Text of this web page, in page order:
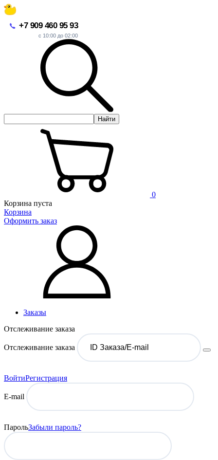
+7 909 460 95 93
с 10:00 до 02:00
Найти
0
Корзина пуста
Корзина
Оформить заказ
Заказы
Отслеживание заказа
Отслеживание заказа
ВойтиРегистрация
E-mail
ПарольЗабыли пароль?